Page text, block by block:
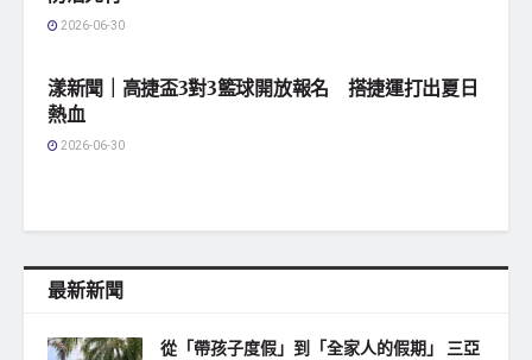
2026-06-30
漾新聞｜高捷盃3對3籃球開放報名 搭捷運打出夏日
熱血
2026-06-30
最新新聞
從「帶孩子度假」到「全家人的假期」 三亞